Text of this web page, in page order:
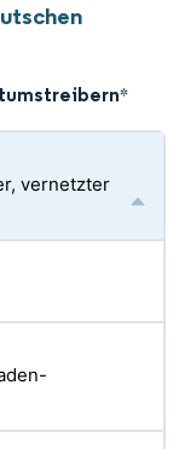
*
vernetzter